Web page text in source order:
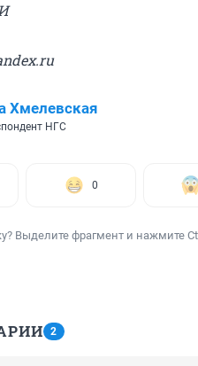
Хмелевская
НГС
0
Выделите фрагмент и нажмите
2